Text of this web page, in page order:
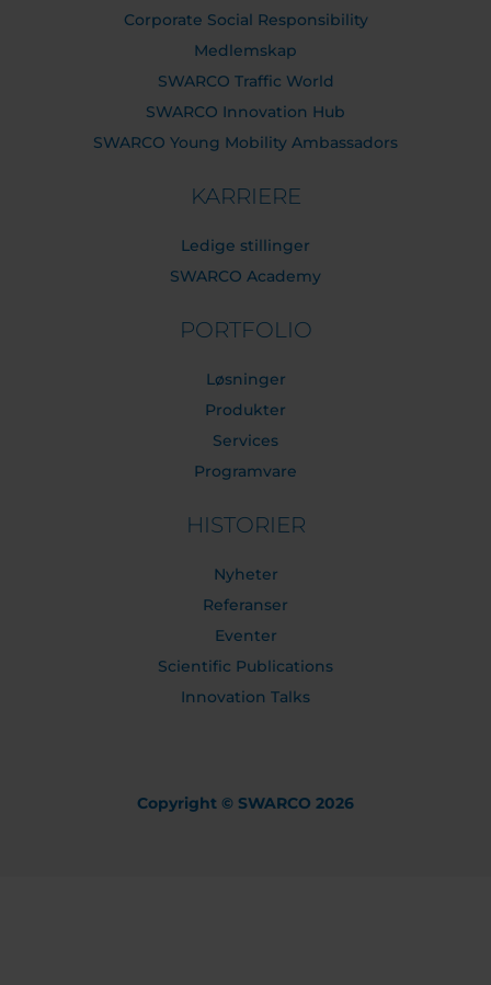
Corporate Social Responsibility
Medlemskap
SWARCO Traffic World
SWARCO Innovation Hub
SWARCO Young Mobility Ambassadors
KARRIERE
Ledige stillinger
SWARCO Academy
PORTFOLIO
Løsninger
Produkter
Services
Programvare
HISTORIER
Nyheter
Referanser
Eventer
Scientific Publications
Innovation Talks
Copyright © SWARCO 2026